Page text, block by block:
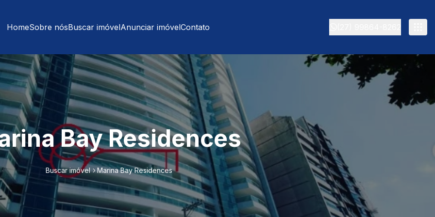
HomeSobre nósBuscar imóvelAnunciar imóvelContato
Bay Residences
Buscar imóvel Marina Bay Residences